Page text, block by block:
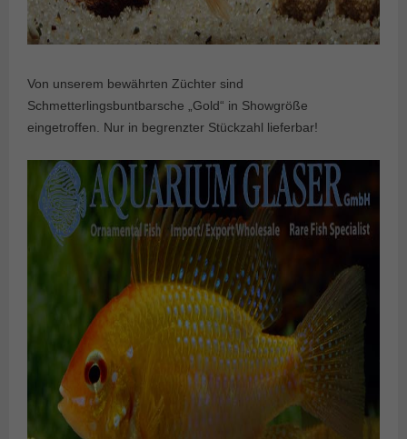
Von unserem bewährten Züchter sind
Schmetterlingsbuntbarsche „Gold“ in Showgröße
eingetroffen. Nur in begrenzter Stückzahl lieferbar!